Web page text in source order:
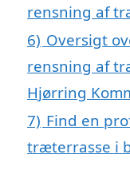
rensning af
6) Oversigt
rensning af
Hjørring
7) Find en
træterrasse i